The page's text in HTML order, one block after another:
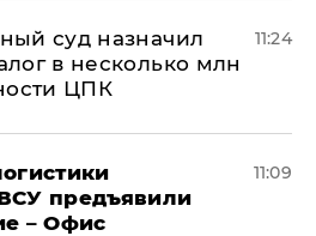
суд назначил
в несколько млн
ЦПК
11:24
предъявили
– Офис
11:09